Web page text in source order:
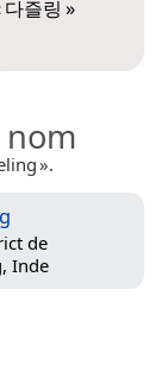
다즐링 »
».
de
Inde